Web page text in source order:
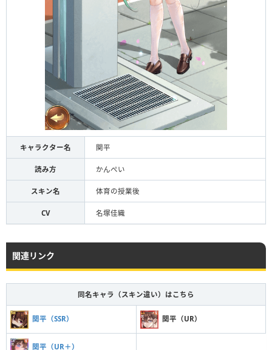
キャラクター名 関平
読み方 かんぺい
スキン名 体育の授業後
CV 名塚佳織
関連リンク
同名キャラ（スキン違い）はこちら
関平（SSR） 関平（UR）
関平（UR＋）